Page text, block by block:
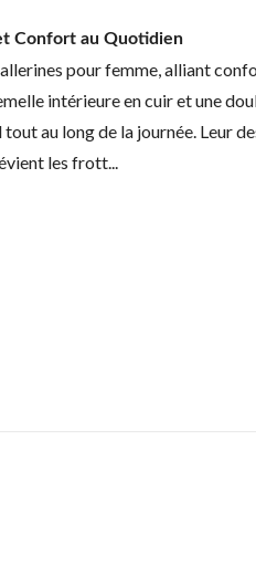
Confort au Quotidien
pour femme, alliant
intérieure en cuir et une
au long de la journée. Leur
les frott...